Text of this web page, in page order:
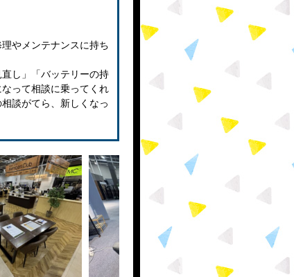
やメンテナンスに持ち
し」「バッテリーの持
って相談に乗ってくれ
談がてら、新しくなっ